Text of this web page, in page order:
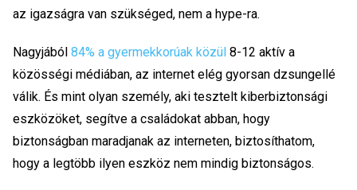
az igazságra van szükséged, nem a hype-ra.
Nagyjából 84% a gyermekkorúak közül 8-12 aktív a
közösségi médiában, az internet elég gyorsan dzsungellé
válik. És mint olyan személy, aki tesztelt kiberbiztonsági
eszközöket, segítve a családokat abban, hogy
biztonságban maradjanak az interneten, biztosíthatom,
hogy a legtöbb ilyen eszköz nem mindig biztonságos.